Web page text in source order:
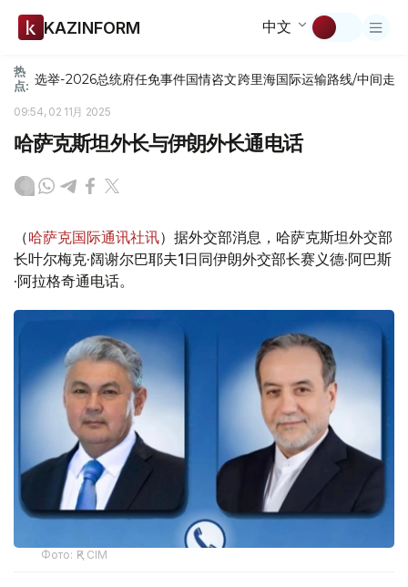
KAZINFORM 中文
热
点: 选举-2026总统府任免事件国情咨文跨里海国际运输路线/中间走廊
09:54, 02 11月 2025
哈萨克斯坦外长与伊朗外长通电话
（哈萨克国际通讯社讯）据外交部消息，哈萨克斯坦外交部
长叶尔梅克·阔谢尔巴耶夫1日同伊朗外交部长赛义德·阿巴斯
·阿拉格奇通电话。
Фото: ҚР СІМ